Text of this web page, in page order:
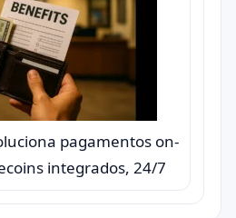
pagamentos on-
integrados, 24/7